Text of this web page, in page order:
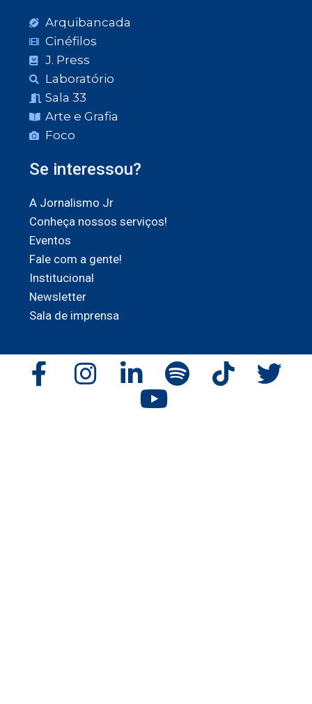
Arquibancada
Cinéfilos
J. Press
Laboratório
Sala 33
Arte e Grafia
Foco
Se interessou?
A Jornalismo Jr
Conheça nossos serviços!
Eventos
Fale com a gente!
Institucional
Newsletter
Sala de imprensa